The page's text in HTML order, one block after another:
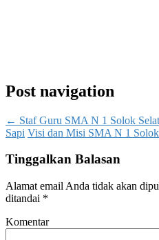
Post navigation
← Staf Guru SMA N 1 Solok
Sapi Visi dan Misi SMA N 1 Solok
Tinggalkan Balasan
Alamat email Anda tidak akan
ditandai *
Komentar